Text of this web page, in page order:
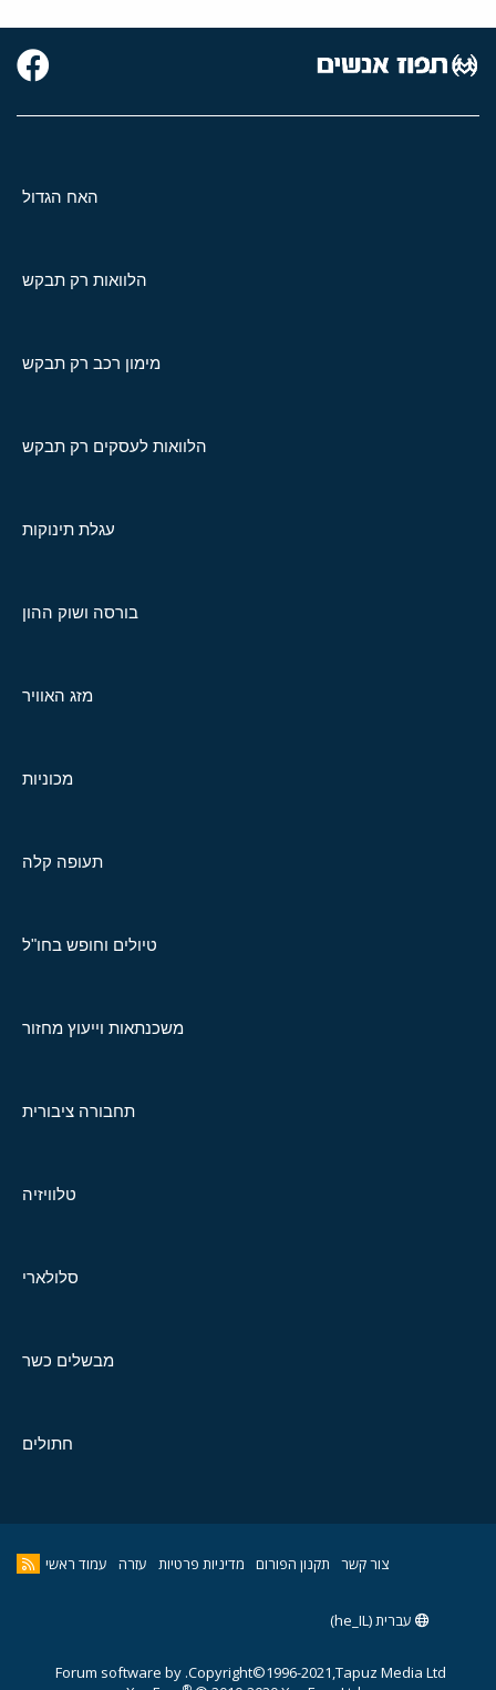
האח הגדול
הלוואות רק תבקש
מימון רכב רק תבקש
הלוואות לעסקים רק תבקש
עגלת תינוקות
בורסה ושוק ההון
מזג האוויר
מכוניות
תעופה קלה
טיולים וחופש בחו"ל
משכנתאות וייעוץ מחזור
תחבורה ציבורית
טלוויזיה
סלולארי
מבשלים כשר
חתולים
צור קשר תקנון הפורום מדיניות פרטיות עזרה עמוד ראשי
עברית (he_IL)
Copyright©1996-2021,Tapuz Media Ltd.
Forum software by